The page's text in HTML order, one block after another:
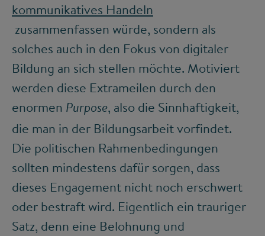
kommunikatives Handeln
zusammenfassen würde, sondern als
solches auch in den Fokus von digitaler
Bildung an sich stellen möchte. Motiviert
werden diese Extrameilen durch den
enormen Purpose, also die Sinnhaftigkeit,
die man in der Bildungsarbeit vorfindet.
Die politischen Rahmenbedingungen
sollten mindestens dafür sorgen, dass
dieses Engagement nicht noch erschwert
oder bestraft wird. Eigentlich ein trauriger
Satz, denn eine Belohnung und